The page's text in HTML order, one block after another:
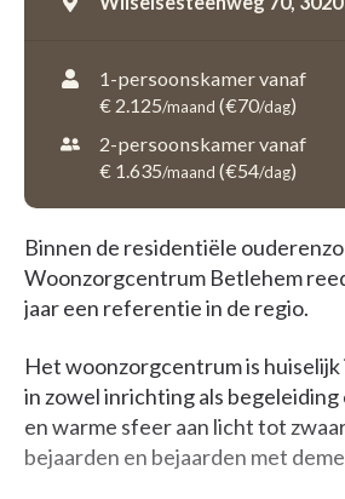
1-persoonskamer vanaf
€ 2.125/maand (€70/dag)
2-persoonskamer vanaf
€ 1.635/maand (€54/dag)
Binnen de residentiële
Woonzorgcentrum Betlehem
jaar een referentie in de regio.
Het woonzorgcentrum is
in zowel inrichting als begeleiding
en warme sfeer aan licht tot
bejaarden en bejaarden met